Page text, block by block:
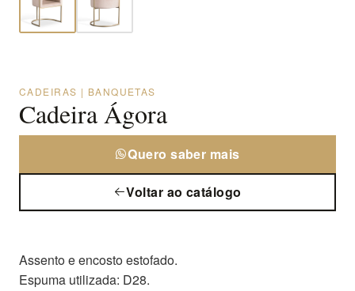
CADEIRAS | BANQUETAS
Cadeira Ágora
Quero saber mais
Voltar ao catálogo
Assento e encosto estofado.
Espuma utilizada: D28.